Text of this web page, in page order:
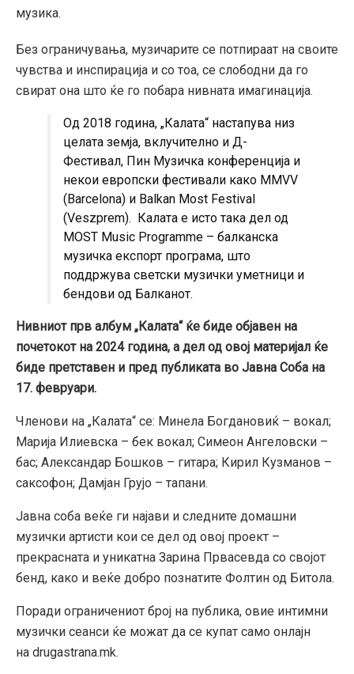
музика.
Без ограничувања, музичарите се потпираат на своите
чувства и инспирација и со тоа, се слободни да го
свират она што ќе го побара нивната имагинација.
Од 2018 година, „Калата“ настапува низ
целата земја, вклучително и Д-
Фестивал, Пин Музичка конференција и
некои европски фестивали како MMVV
(Barcelona) и Balkan Most Festival
(Veszprem). Калата е исто така дел од
MOST Music Programme – балканска
музичка експорт програма, што
поддржува светски музички уметници и
бендови од Балканот.
Нивниот прв албум „Калата“ ќе биде објавен на
почетокот на 2024 година, а дел од овој материјал ќе
биде претставен и пред публиката во Јавна Соба на
17. февруари.
Членови на „Калата“ се: Минела Богдановиќ – вокал;
Марија Илиевска – бек вокал; Симеон Ангеловски –
бас; Александар Бошков – гитара; Кирил Кузманов –
саксофон; Дамјан Грујо – тапани.
Јавна соба веќе ги најави и следните домашни
музички артисти кои се дел од овој проект –
прекрасната и уникатна Зарина Првасевда со својот
бенд, како и веќе добро познатите Фолтин од Битола.
Поради ограничениот број на публика, овие интимни
музички сеанси ќе можат да се купат само онлајн
на drugastrana.mk.